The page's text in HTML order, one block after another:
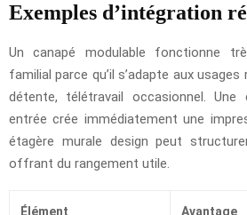
Exemples d’intégration
Un canapé modulable fonctionne
familial parce qu’il s’adapte aux
détente, télétravail occasionnel.
entrée crée immédiatement une
étagère murale design peut
offrant du rangement utile.
Élément Avantage